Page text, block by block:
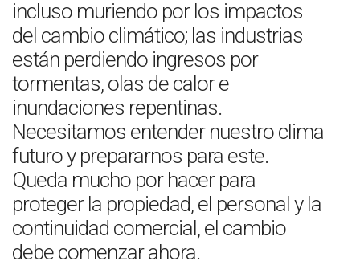
incluso muriendo por los impactos
del cambio climático; las industrias
están perdiendo ingresos por
tormentas, olas de calor e
inundaciones repentinas.
Necesitamos entender nuestro clima
futuro y prepararnos para este.
Queda mucho por hacer para
proteger la propiedad, el personal y la
continuidad comercial, el cambio
debe comenzar ahora.